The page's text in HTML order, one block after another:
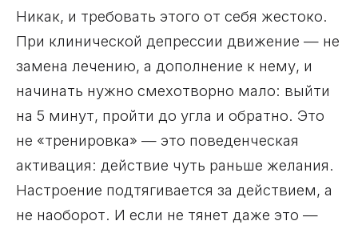
Никак, и требовать этого от себя жестоко.
При клинической депрессии движение — не
замена лечению, а дополнение к нему, и
начинать нужно смехотворно мало: выйти
на 5 минут, пройти до угла и обратно. Это
не «тренировка» — это поведенческая
активация: действие чуть раньше желания.
Настроение подтягивается за действием, а
не наоборот. И если не тянет даже это —